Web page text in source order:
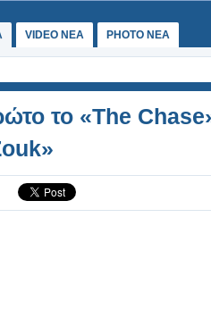
VIDEO NEA PHOTO NEA
το «The